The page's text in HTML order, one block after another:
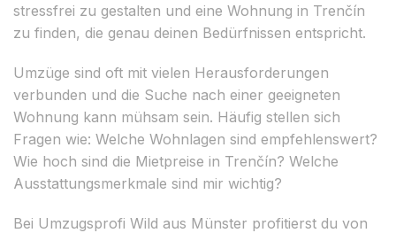
stressfrei zu gestalten und eine Wohnung in Trenčín
zu finden, die genau deinen Bedürfnissen entspricht.
Umzüge sind oft mit vielen Herausforderungen
verbunden und die Suche nach einer geeigneten
Wohnung kann mühsam sein. Häufig stellen sich
Fragen wie: Welche Wohnlagen sind empfehlenswert?
Wie hoch sind die Mietpreise in Trenčín? Welche
Ausstattungsmerkmale sind mir wichtig?
Bei Umzugsprofi Wild aus Münster profitierst du von